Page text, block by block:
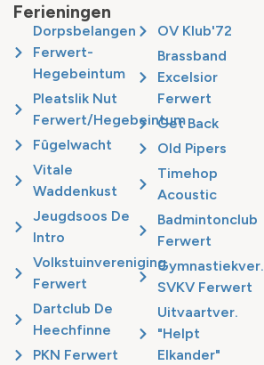
Ferieningen
Dorpsbelangen
Ferwert-
Hegebeintum
Pleatslik Nut
Ferwert/Hegebeintum
Fûgelwacht
Vitale
Waddenkust
Jeugdsoos De
Intro
Volkstuinvereniging
Ferwert
Dartclub De
Heechfinne
PKN Ferwert
OV Klub'72
Brassband
Excelsior
Ferwert
Get Back
Old Pipers
Timehop
Acoustic
Badmintonclub
Ferwert
Gymnastiekver.
SVKV Ferwert
Uitvaartver.
"Helpt
Elkander"